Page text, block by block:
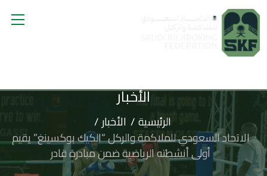
الأخبار
الرئيسية
الأخبار
الاتحاد السعودي للملاكمة والركل “الكيك بوكسينغ” يقيم
أولى أنشطته الرياضية ضمن مبادرة قادر